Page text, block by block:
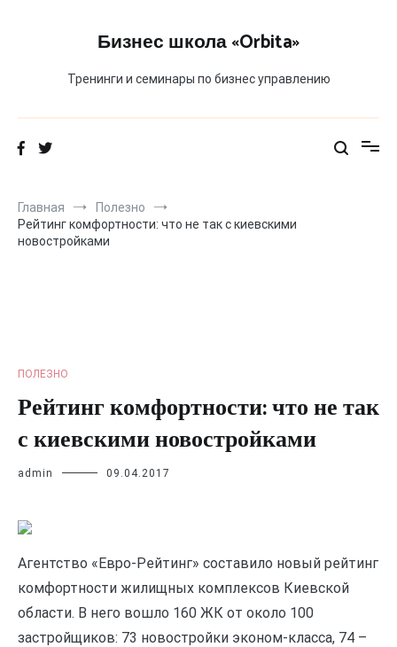
Бизнес школа «Orbita»
Тренинги и семинары по бизнес управлению
Главная
Полезно
Рейтинг комфортности: что не так с киевскими
новостройками
ПОЛЕЗНО
Рейтинг комфортности: что не так
с киевскими новостройками
admin 09.04.2017
Агентство «Евро-Рейтинг» составило новый рейтинг
комфортности жилищных комплексов Киевской
области. В него вошло 160 ЖК от около 100
застройщиков: 73 новостройки эконом-класса, 74 –